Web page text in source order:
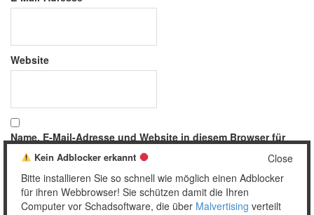
Website
Name, E-Mail-Adresse und Website in diesem Browser für
meinen nächsten Kommentar speichern.
Close
Kein Adblocker erkannt
Bitte installieren Sie so schnell wie möglich einen Adblocker
für ihren Webbrowser! Sie schützen damit die Ihren
Computer vor Schadsoftware, die über Malvertising verteilt